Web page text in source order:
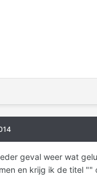
geval weer wat
en krijg ik de titel ""